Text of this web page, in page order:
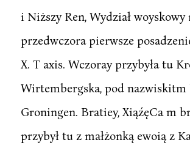
i Niższy Ren, Wydział woyskowy
przedwczora pierwsze
X. T axis. Wczoray przybyła tu
Wirtembergska, pod
Groningen. Bratiey, XiąźęCa m
przybył tu z małżonką ewoią z